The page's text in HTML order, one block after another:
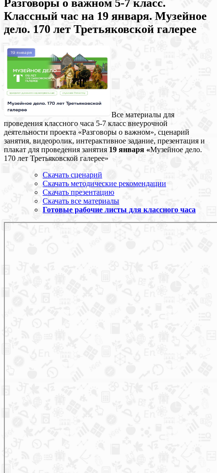
Разговоры о важном 5-7 класс.
Классный час на 19 января. Музейное
дело. 170 лет Третьяковской галерее
Все материалы для
проведения классного часа 5-7 класс внеурочной
деятельности проекта «Разговоры о важном», сценарий
занятия, видеоролик, интерактивное задание, презентация и
плакат для проведения занятия 19 января «Музейное дело.
170 лет Третьяковской галерее»
Скачать сценарий
Скачать методические рекомендации
Скачать презентацию
Скачать все материалы
Готовые рабочие листы для классного часа